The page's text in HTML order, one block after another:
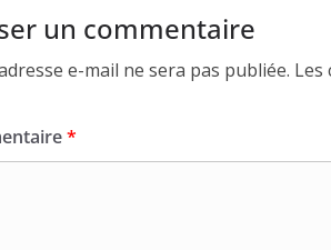
un commentaire
e-mail ne sera pas publiée. Les
*